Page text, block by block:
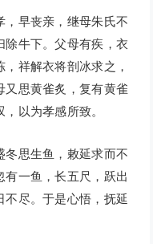
早丧亲，继母朱氏不
除牛下。父母有疾，衣
祥解衣将剖冰求之，
又思黄雀炙，复有黄雀
以为孝感所致。
思生鱼，敕延求而不
一鱼，长五尺，跃出
不尽。于是心悟，抚延